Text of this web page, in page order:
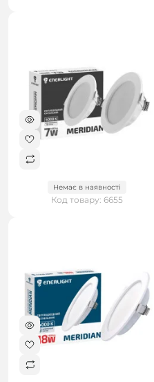
Немає в наявності
Код товару: 6655